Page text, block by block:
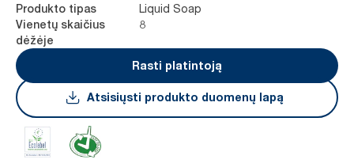
Produkto tipas Liquid Soap
Vienetų skaičius
dėžėje
8
Rasti platintoją
Atsisiųsti produkto duomenų lapą